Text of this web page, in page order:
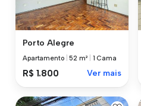
Porto Alegre
Apartamento |52 m² 1 Cama
R$ 1.800 Ver mais